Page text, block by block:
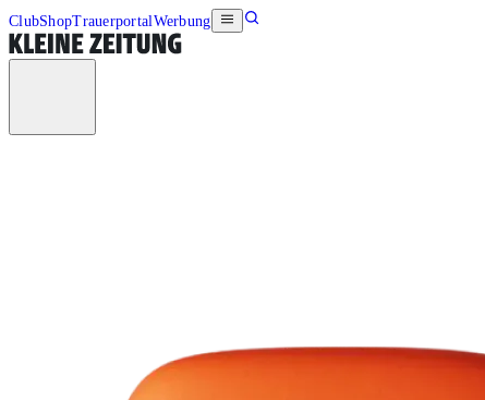
ClubShopTrauerportalWerbung